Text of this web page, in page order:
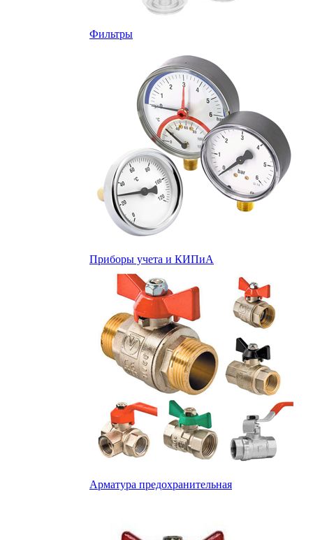
Фильтры
Приборы учета и КИПиА
Арматура предохранительная